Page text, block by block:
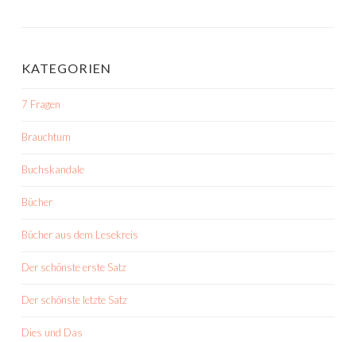
KATEGORIEN
7 Fragen
Brauchtum
Buchskandale
Bücher
Bücher aus dem Lesekreis
Der schönste erste Satz
Der schönste letzte Satz
Dies und Das